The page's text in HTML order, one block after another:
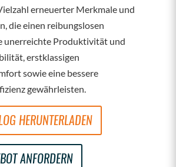
erneuerter Merkmale und
die einen reibungslosen
unerreichte Produktivität und
erstklassigen
sowie eine bessere
gewährleisten.
HERUNTERLADEN
ANFORDERN